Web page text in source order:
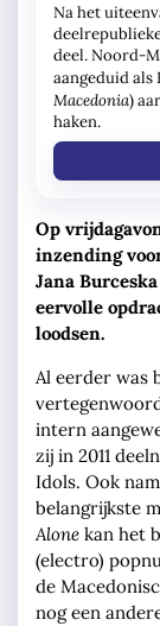
Na het
deel. Noord-
aangeduid als
Macedonia)
haken.
Op
inzending
Jana
eervolle
loodsen.
Al eerder was
intern
zij in 2011
Idols. Ook
belangrijkste
Alone kan het
(electro)
de
nog een